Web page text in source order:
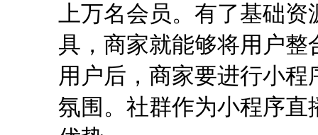
上万名会员。有了基础
具，商家就能够将用户
用户后，商家要进行小
氛围。社群作为小程序